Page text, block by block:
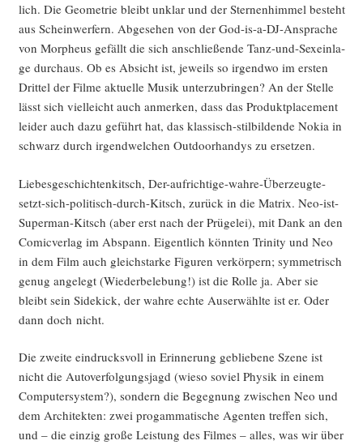
lich. Die Geo­me­trie bleibt unklar und der Ster­nen­him­mel besteht
aus Schein­wer­fern. Abge­se­hen von der God-is-a-DJ-Anspra­che
von Mor­pheus gefällt die sich anschlie­ßen­de Tanz-und-Sex­ein­la­
ge durch­aus. Ob es Absicht ist, jeweils so irgend­wo im ers­ten
Drit­tel der Fil­me aktu­el­le Musik unter­zu­brin­gen? An der Stel­le
lässt sich viel­leicht auch anmer­ken, dass das Pro­dukt­pla­ce­ment
lei­der auch dazu geführt hat, das klas­sisch-stil­bil­den­de Nokia in
schwarz durch irgend­wel­chen Out­door­han­dys zu ersetzen.
Lie­bes­ge­schich­ten­kitsch, Der-auf­rich­ti­ge-wah­re-Über­zeug­te-
setzt-sich-poli­tisch-durch-Kitsch, zurück in die Matrix. Neo-ist-
Super­man-Kitsch (aber erst nach der Prü­ge­lei), mit Dank an den
Comic­ver­lag im Abspann. Eigent­lich könn­ten Tri­ni­ty und Neo
in dem Film auch gleich­star­ke Figu­ren ver­kör­pern; sym­me­trisch
genug ange­legt (Wie­der­be­le­bung!) ist die Rol­le ja. Aber sie
bleibt sein Side­kick, der wah­re ech­te Aus­er­wähl­te ist er. Oder
dann doch nicht.
Die zwei­te ein­drucks­voll in Erin­ne­rung geblie­be­ne Sze­ne ist
nicht die Auto­ver­fol­gungs­jagd (wie­so soviel Phy­sik in einem
Com­pu­ter­sys­tem?), son­dern die Begeg­nung zwi­schen Neo und
dem Archi­tek­ten: zwei pro­gam­ma­ti­sche Agen­ten tref­fen sich,
und – die ein­zig gro­ße Leis­tung des Fil­mes – alles, was wir über